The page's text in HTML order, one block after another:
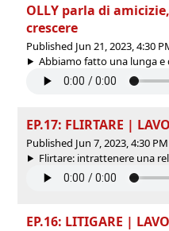
OLLY parla di
crescere
Published Jun 21, 2023, 4:30
Abbiamo fatto una lunga e
EP.17: FLIRTARE |
Published Jun 7, 2023, 4:30
Flirtare: intrattenere una
EP.16: LITIGARE |